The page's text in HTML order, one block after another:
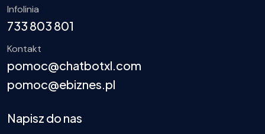
Infolinia
733 803 801
Kontakt
pomoc@chatbotxl.com
pomoc@ebiznes.pl
Napisz do nas